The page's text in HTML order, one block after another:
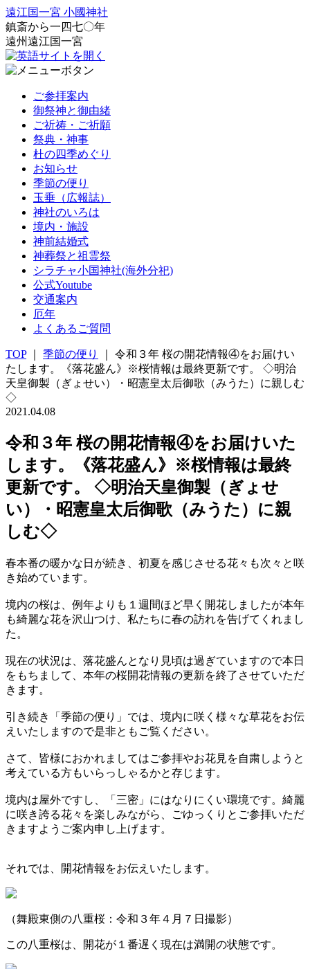
遠江国一宮 小國神社
鎮斎から一四七〇年
遠州遠江国一宮
ご参拝案内
御祭神と御由緒
ご祈祷・ご祈願
祭典・神事
杜の四季めぐり
お知らせ
季節の便り
玉垂（広報誌）
神社のいろは
境内・施設
神前結婚式
神葬祭と祖霊祭
シラチャ小国神社(海外分祀)
公式Youtube
交通案内
厄年
よくあるご質問
TOP｜ 季節の便り
｜ 令和３年 桜の開花情報④をお届けい
たします。《落花盛ん》※桜情報は最終更新です。 ◇明治
天皇御製（ぎょせい）・昭憲皇太后御歌（みうた）に親しむ
◇
2021.04.08
令和３年 桜の開花情報④をお届けいた
します。《落花盛ん》※桜情報は最終
更新です。 ◇明治天皇御製（ぎょせ
い）・昭憲皇太后御歌（みうた）に親
しむ◇
春本番の暖かな日が続き、初夏を感じさせる花々も次々と咲
き始めています。
境内の桜は、例年よりも１週間ほど早く開花しましたが本年
も綺麗な花を沢山つけ、私たちに春の訪れを告げてくれまし
た。
現在の状況は、落花盛んとなり見頃は過ぎていますので本日
をもちまして、本年の桜開花情報の更新を終了させていただ
きます。
引き続き「季節の便り」では、境内に咲く様々な草花をお伝
えいたしますので是非ともご覧ください。
さて、皆様におかれましてはご参拝やお花見を自粛しようと
考えている方もいらっしゃるかと存じます。
境内は屋外ですし、「三密」にはなりにくい環境です。綺麗
に咲き誇る花々を楽しみながら、ごゆっくりとご参拝いただ
きますようご案内申し上げます。
それでは、開花情報をお伝えいたします。
（舞殿東側の八重桜：令和３年４月７日撮影）
この八重桜は、開花が１番遅く現在は満開の状態です。